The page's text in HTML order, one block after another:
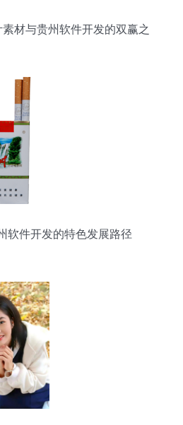
材与贵州软件开发的双赢之
软件开发的特色发展路径